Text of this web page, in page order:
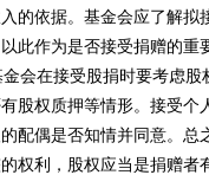
的依据。基金会应了解拟
此作为是否接受捐赠的重
会在接受股捐时要考虑股
股权质押等情形。接受个
配偶是否知情并同意。总
权利，股权应当是捐赠者